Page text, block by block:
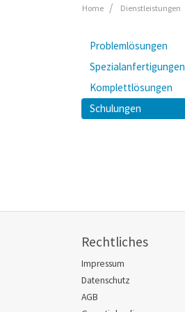
Home Dienstleistungen
Problemlösungen
Spezialanfertigungen
Komplettlösungen
Schulungen
Rechtliches
Impressum
Datenschutz
AGB